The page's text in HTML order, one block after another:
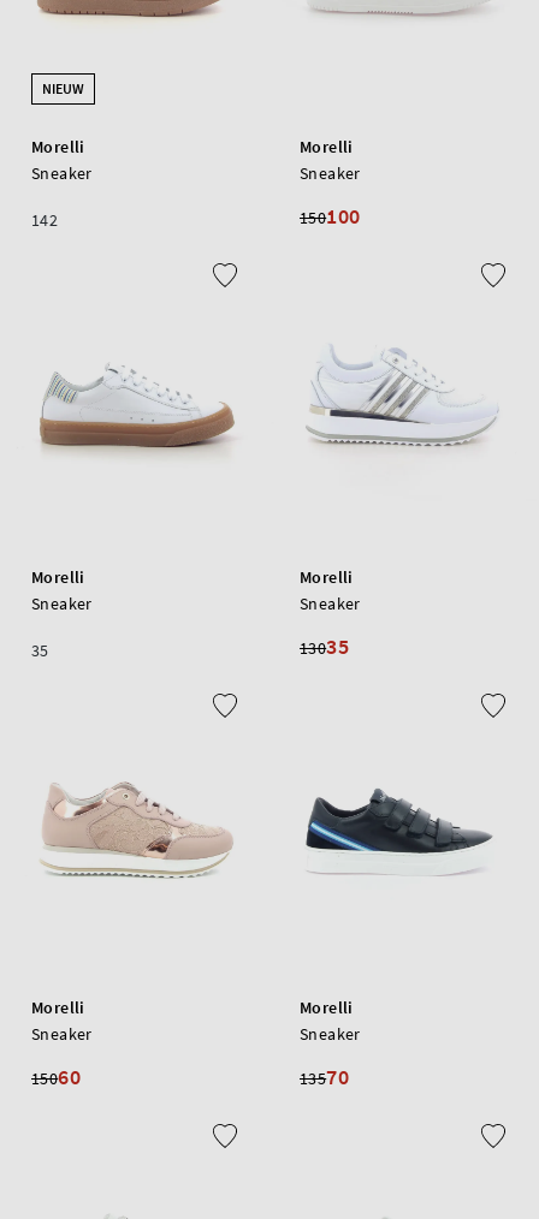
NIEUW
Morelli
Sneaker
142
Morelli
Sneaker
150100
Morelli
Sneaker
35
Morelli
Sneaker
13035
Morelli
Sneaker
15060
Morelli
Sneaker
13570